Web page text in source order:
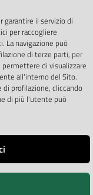
garantire il servizio di
per raccogliere
La navigazione può
di terze parti, per
di visualizzare
all'interno del Sito.
profilazione, cliccando
di più l'utente può